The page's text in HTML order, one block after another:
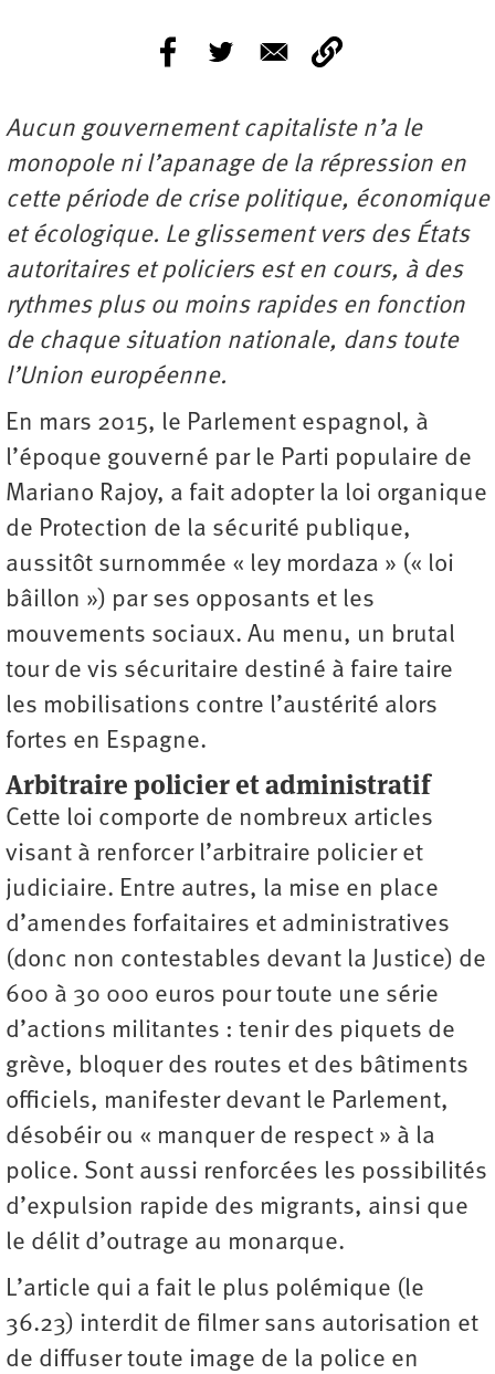
Aucun gouvernement capitaliste n’a le
monopole ni l’apanage de la répression en
cette période de crise politique, économique
et écologique. Le glissement vers des États
autoritaires et policiers est en cours, à des
rythmes plus ou moins rapides en fonction
de chaque situation nationale, dans toute
l’Union européenne.
En mars 2015, le Parlement espagnol, à
l’époque gouverné par le Parti populaire de
Mariano Rajoy, a fait adopter la loi organique
de Protection de la sécurité publique,
aussitôt surnommée « ley mordaza » (« loi
bâillon ») par ses opposants et les
mouvements sociaux. Au menu, un brutal
tour de vis sécuritaire destiné à faire taire
les mobilisations contre l’austérité alors
fortes en Espagne.
Arbitraire policier et administratif
Cette loi comporte de nombreux articles
visant à renforcer l’arbitraire policier et
judiciaire. Entre autres, la mise en place
d’amendes forfaitaires et administratives
(donc non contestables devant la Justice) de
600 à 30 000 euros pour toute une série
d’actions militantes : tenir des piquets de
grève, bloquer des routes et des bâtiments
officiels, manifester devant le Parlement,
désobéir ou « manquer de respect » à la
police. Sont aussi renforcées les possibilités
d’expulsion rapide des migrants, ainsi que
le délit d’outrage au monarque.
L’article qui a fait le plus polémique (le
36.23) interdit de filmer sans autorisation et
de diffuser toute image de la police en